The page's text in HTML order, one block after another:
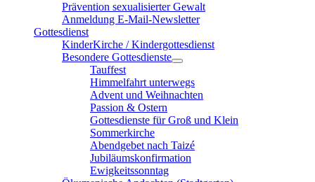
Prävention sexualisierter Gewalt
Anmeldung E-Mail-Newsletter
Gottesdienst
KinderKirche / Kindergottesdienst
Besondere Gottesdienste
Tauffest
Himmelfahrt unterwegs
Advent und Weihnachten
Passion & Ostern
Gottesdienste für Groß und Klein
Sommerkirche
Abendgebet nach Taizé
Jubiläumskonfirmation
Ewigkeitssonntag